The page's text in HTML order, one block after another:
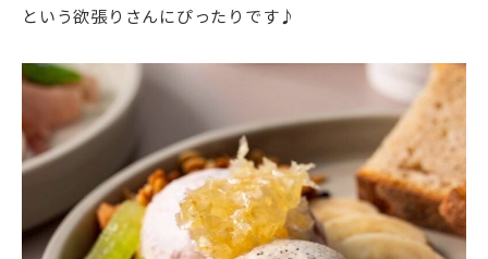
という欲張りさんにぴったりです♪